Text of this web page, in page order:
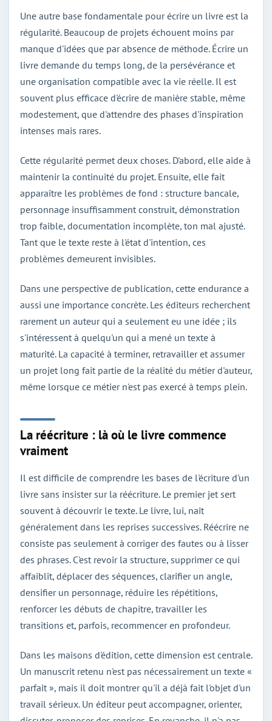
Une autre base fondamentale pour écrire un livre est la
régularité. Beaucoup de projets échouent moins par
manque d'idées que par absence de méthode. Écrire un
livre demande du temps long, de la persévérance et
une organisation compatible avec la vie réelle. Il est
souvent plus efficace d'écrire de manière stable, même
modestement, que d'attendre des phases d'inspiration
intenses mais rares.
Cette régularité permet deux choses. D'abord, elle aide à
maintenir la continuité du projet. Ensuite, elle fait
apparaître les problèmes de fond : structure bancale,
personnage insuffisamment construit, démonstration
trop faible, documentation incomplète, ton mal ajusté.
Tant que le texte reste à l'état d'intention, ces
problèmes demeurent invisibles.
Dans une perspective de publication, cette endurance a
aussi une importance concrète. Les éditeurs recherchent
rarement un auteur qui a seulement eu une idée ; ils
s'intéressent à quelqu'un qui a mené un texte à
maturité. La capacité à terminer, retravailler et assumer
un projet long fait partie de la réalité du métier d'auteur,
même lorsque ce métier n'est pas exercé à temps plein.
La réécriture : là où le livre commence
vraiment
Il est difficile de comprendre les bases de l'écriture d'un
livre sans insister sur la réécriture. Le premier jet sert
souvent à découvrir le texte. Le livre, lui, naît
généralement dans les reprises successives. Réécrire ne
consiste pas seulement à corriger des fautes ou à lisser
des phrases. C'est revoir la structure, supprimer ce qui
affaiblit, déplacer des séquences, clarifier un angle,
densifier un personnage, réduire les répétitions,
renforcer les débuts de chapitre, travailler les
transitions et, parfois, recommencer en profondeur.
Dans les maisons d'édition, cette dimension est centrale.
Un manuscrit retenu n'est pas nécessairement un texte «
parfait », mais il doit montrer qu'il a déjà fait l'objet d'un
travail sérieux. Un éditeur peut accompagner, orienter,